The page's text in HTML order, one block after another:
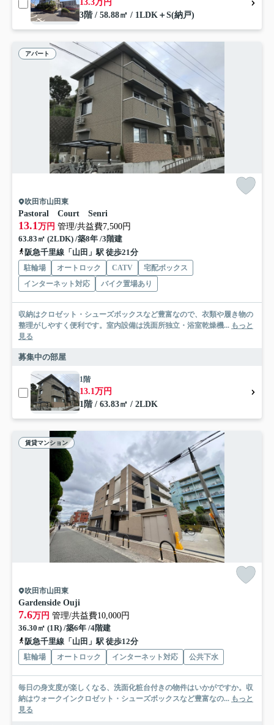
13.3万円
3階 / 58.88㎡ / 1LDK＋S(納戸)
アパート
吹田市山田東
Pastoral Court Senri
13.1万円 管理/共益費7,500円
63.83㎡ (2LDK) /築8年 /3階建
阪急千里線「山田」駅 徒歩21分
駐輪場 オートロック CATV
宅配ボックス
インターネット対応
バイク置場あり
収納はクロゼット・シューズボックスなど豊富なので、衣類や履き物の
整理がしやすく便利です。室内設備は洗面所独立・浴室乾燥機... もっと
見る
募集中の部屋
1階
13.1万円
1階 / 63.83㎡ / 2LDK
賃貸マンション
吹田市山田東
Gardenside Ouji
7.6万円 管理/共益費10,000円
36.30㎡ (1R) /築6年 /4階建
阪急千里線「山田」駅 徒歩12分
駐輪場 オートロック インターネット対応 公共下水
毎日の身支度が楽しくなる、洗面化粧台付きの物件はいかがですか。収
納はウォークインクロゼット・シューズボックスなど豊富なの... もっと
見る